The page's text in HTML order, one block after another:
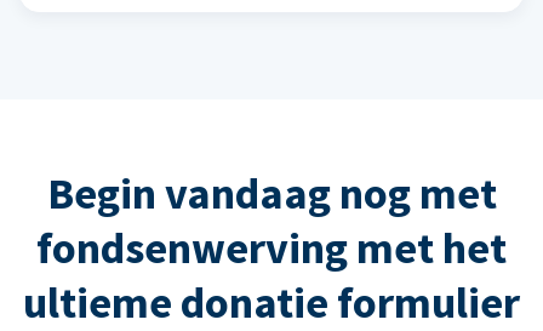
Begin vandaag nog met
fondsenwerving met het
ultieme donatie formulier